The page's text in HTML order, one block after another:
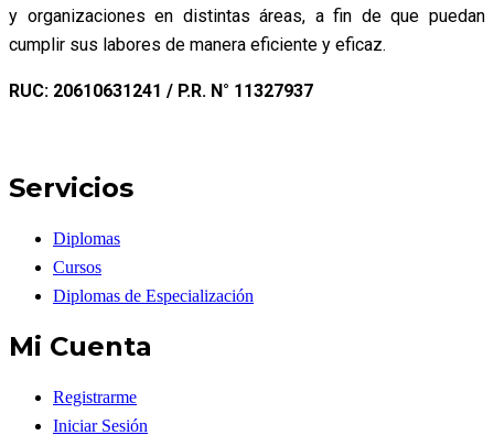
y organizaciones en distintas áreas, a fin de que puedan
cumplir sus labores de manera eficiente y eficaz.
RUC: 20610631241 / P.R. N° 11327937
Servicios
Diplomas
Cursos
Diplomas de Especialización
Mi Cuenta
Registrarme
Iniciar Sesión